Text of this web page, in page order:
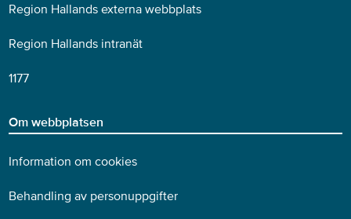
Region Hallands externa webbplats
Region Hallands intranät
1177
Om webbplatsen
Information om cookies
Behandling av personuppgifter